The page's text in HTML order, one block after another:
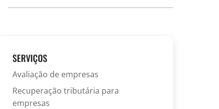
SERVIÇOS
Avaliação de empresas
Recuperação tributária para
empresas